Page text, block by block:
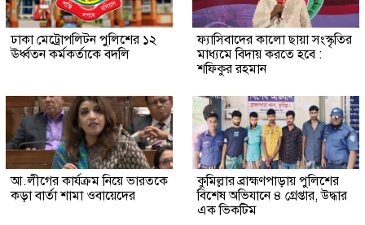
ঢাকা মেট্রোপলিটন পুলিশের ১২
ঊর্ধ্বতন কর্মকর্তাকে বদলি
ফ্যাসিবাদের কালো ছায়া সংস্কৃতির
মাধ্যমে বিদায় করতে হবে :
শফিকুর রহমান
আ.লীগের কার্যক্রম নিয়ে ভারতকে
কড়া বার্তা শামা ওবায়েদের
কুমিল্লার ব্রাহ্মণপাড়ায় পুলিশের
বিশেষ অভিযানে ৪ গ্রেপ্তার, উদ্ধার
এক ভিকটিম